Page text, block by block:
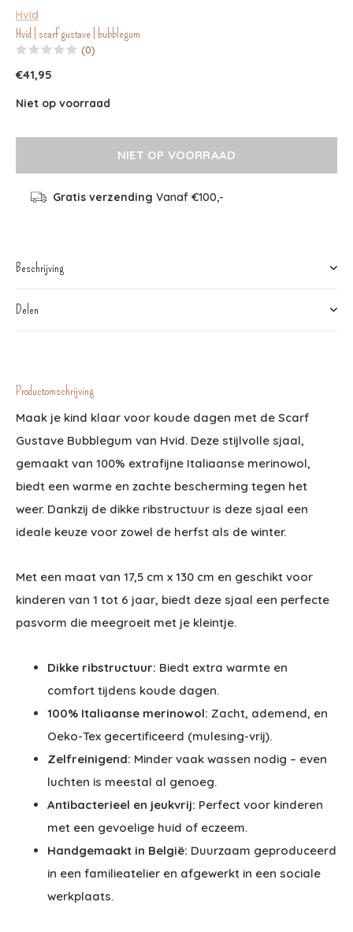
Hvid
Hvid | scarf gustave | bubblegum
(0)
€41,95
Niet op voorraad
NIET OP VOORRAAD
Gratis verzending Vanaf €100,-
Beschrijving
Delen
Productomschrijving
Maak je kind klaar voor koude dagen met de Scarf
Gustave Bubblegum van Hvid. Deze stijlvolle sjaal,
gemaakt van 100% extrafijne Italiaanse merinowol,
biedt een warme en zachte bescherming tegen het
weer. Dankzij de dikke ribstructuur is deze sjaal een
ideale keuze voor zowel de herfst als de winter.
Met een maat van 17,5 cm x 130 cm en geschikt voor
kinderen van 1 tot 6 jaar, biedt deze sjaal een perfecte
pasvorm die meegroeit met je kleintje.
Dikke ribstructuur: Biedt extra warmte en
comfort tijdens koude dagen.
100% Italiaanse merinowol: Zacht, ademend, en
Oeko-Tex gecertificeerd (mulesing-vrij).
Zelfreinigend: Minder vaak wassen nodig – even
luchten is meestal al genoeg.
Antibacterieel en jeukvrij: Perfect voor kinderen
met een gevoelige huid of eczeem.
Handgemaakt in België: Duurzaam geproduceerd
in een familieatelier en afgewerkt in een sociale
werkplaats.